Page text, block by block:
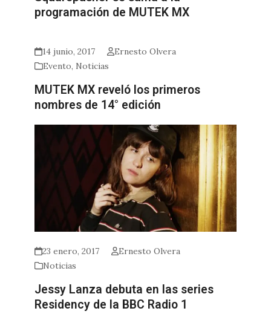
programación de MUTEK MX
14 junio, 2017
Ernesto Olvera
Evento, Noticias
MUTEK MX reveló los primeros
nombres de 14° edición
23 enero, 2017
Ernesto Olvera
Noticias
Jessy Lanza debuta en las series
Residency de la BBC Radio 1